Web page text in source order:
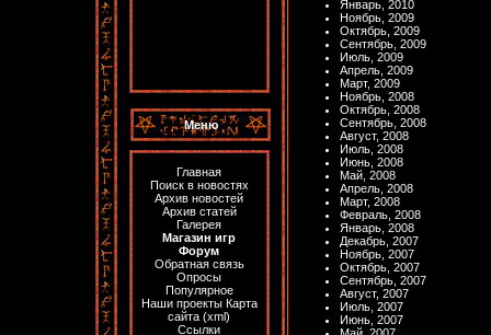
Меню
Главная
Поиск в новостях
Архив новостей
Архив статей
Галерея
Магазин игр
Форум
Обратная связь
Опросы
Популярное
Наши проекты Карта
сайта (xml)
Ссылки
Январь, 2010
Ноябрь, 2009
Октябрь, 2009
Сентябрь, 2009
Июль, 2009
Апрель, 2009
Март, 2009
Ноябрь, 2008
Октябрь, 2008
Сентябрь, 2008
Август, 2008
Июль, 2008
Июнь, 2008
Май, 2008
Апрель, 2008
Март, 2008
Февраль, 2008
Январь, 2008
Декабрь, 2007
Ноябрь, 2007
Октябрь, 2007
Сентябрь, 2007
Август, 2007
Июль, 2007
Июнь, 2007